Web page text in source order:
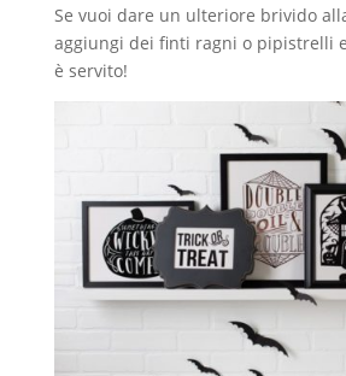
Se vuoi dare un ulteriore brivido
aggiungi dei finti ragni o pipistrelli
è servito!